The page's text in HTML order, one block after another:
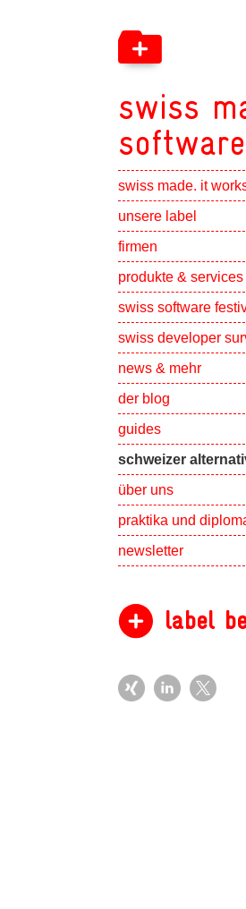
swiss
software
swiss made. it
unsere label
firmen
produkte &
swiss software
swiss developer
news & mehr
der blog
guides
schweizer
über uns
praktika und
newsletter
label